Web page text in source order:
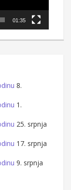
01:35
8.
1.
25. srpnja
17. srpnja
9. srpnja